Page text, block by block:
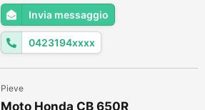
touch screen da 7", DAB, BT, USB, Android
Auto e Apple Carplay Volante in pelle con
comandi radio Clima automatico con prese
d'ar...
Invia messaggio
0423194xxxx
Pieve
Moto Honda CB 650R